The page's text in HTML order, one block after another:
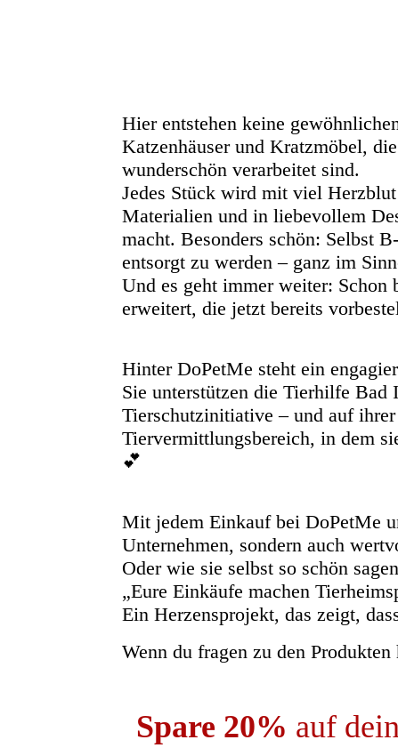
Hier entstehen keine
Katzenhäuser und Kratzmöbel,
wunderschön verarbeitet sind.
Jedes Stück wird mit viel
Materialien und in liebevollem
macht. Besonders schön: Selbst
entsorgt zu werden – ganz im
Und es geht immer weiter:
erweitert, die jetzt bereits
Hinter DoPetMe steht ein
Sie unterstützen die Tierhilfe Bad
Tierschutzinitiative – und auf
Tiervermittlungsbereich, in dem
💕
Mit jedem Einkauf bei DoPetMe
Unternehmen, sondern auch
Oder wie sie selbst so schön
„Eure Einkäufe machen
Ein Herzensprojekt, das zeigt,
Wenn du fragen zu den
Spare 20% auf